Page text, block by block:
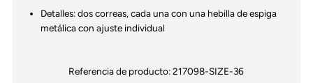
Detalles: dos correas, cada una con una hebilla de espiga
metálica con ajuste individual
Referencia de producto: 217098-SIZE-36